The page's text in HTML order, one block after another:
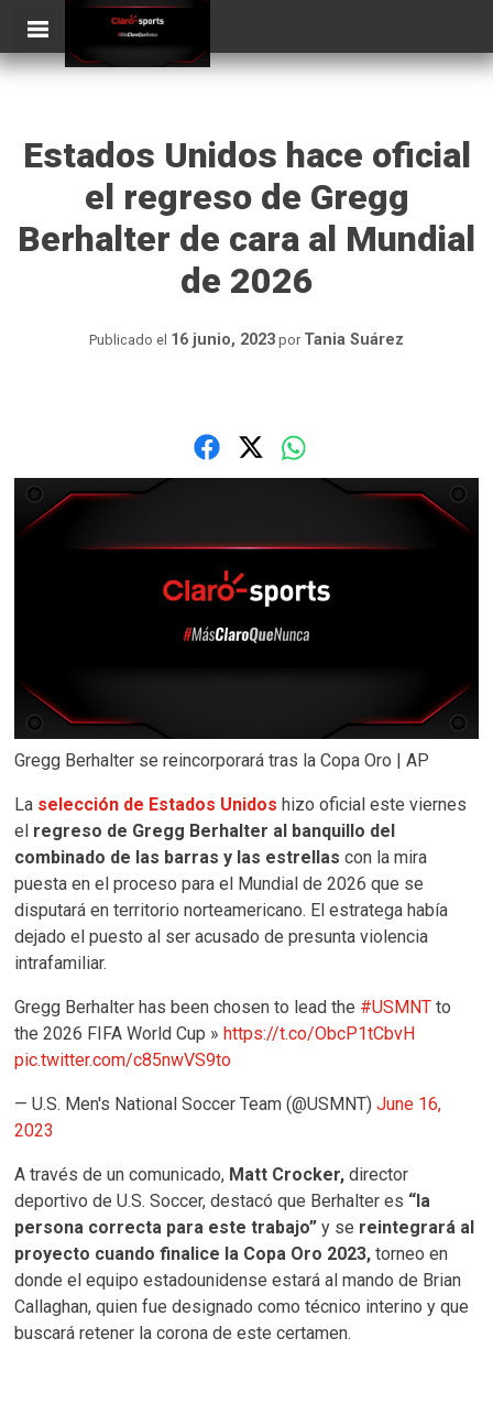
content
ClaroSports
Estados Unidos hace oficial
el regreso de Gregg
Berhalter de cara al Mundial
de 2026
Publicado el 16 junio, 2023 por Tania Suárez
Gregg Berhalter se reincorporará tras la Copa Oro | AP
La selección de Estados Unidos hizo oficial este viernes
el regreso de Gregg Berhalter al banquillo del
combinado de las barras y las estrellas con la mira
puesta en el proceso para el Mundial de 2026 que se
disputará en territorio norteamericano. El estratega había
dejado el puesto al ser acusado de presunta violencia
intrafamiliar.
Gregg Berhalter has been chosen to lead the #USMNT to
the 2026 FIFA World Cup »https://t.co/ObcP1tCbvH
pic.twitter.com/c85nwVS9to
— U.S. Men's National Soccer Team (@USMNT)June 16,
2023
A través de un comunicado, Matt Crocker, director
deportivo de U.S. Soccer, destacó que Berhalter es “la
persona correcta para este trabajo” y se reintegrará al
proyecto cuando finalice la Copa Oro 2023, torneo en
donde el equipo estadounidense estará al mando de Brian
Callaghan, quien fue designado como técnico interino y que
buscará retener la corona de este certamen.